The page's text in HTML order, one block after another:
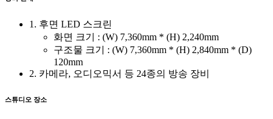
1. 후면 LED 스크린
화면 크기 : (W) 7,360mm * (H) 2,240mm
구조물 크기 : (W) 7,360mm * (H) 2,840mm * (D)
120mm
2. 카메라, 오디오믹서 등 24종의 방송 장비
스튜디오 장소